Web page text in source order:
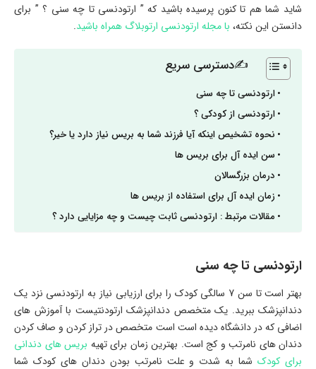
شاید شما هم تا کنون پرسیده باشید که ” ارتودنسی تا چه سنی ؟ ” برای
دانستن این نکته، با مجله ارتودنسی ارتوبلاگ همراه باشید.
✍دسترسی سریع
ارتودنسی تا چه سنی
ارتودنسی از کودکی ؟
نحوه تشخیص اینکه آیا فرزند شما به بریس نیاز دارد یا خیر؟
سن ایده آل برای بریس ها
درمان بزرگسالان
زمان ایده آل برای استفاده از بریس ها
مقالات مرتبط : ارتودنسی ثابت چیست و چه مزایایی دارد ؟
ارتودنسی تا چه سنی
بهتر است تا سن 7 سالگی کودک را برای ارزیابی نیاز به ارتودنسی نزد یک
دندانپزشک ببرید. یک متخصص دندانپزشک ارتودنتیست با آموزش های
اضافی که در دانشگاه دیده است است متخصص در تراز كردن و صاف كردن
دندان های نامرتب و کج است. بهترین زمان برای تهیه بریس های دندانی
برای کودکشما به شدت و علت نامرتب بودن دندان های کودک شما